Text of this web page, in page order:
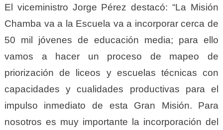
El viceministro Jorge Pérez destacó: “La Misión
Chamba va a la Escuela va a incorporar cerca de
50 mil jóvenes de educación media; para ello
vamos a hacer un proceso de mapeo de
priorización de liceos y escuelas técnicas con
capacidades y cualidades productivas para el
impulso inmediato de esta Gran Misión. Para
nosotros es muy importante la incorporación del